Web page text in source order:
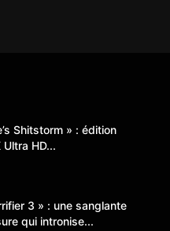
Shitstorm » : édition
HD...
3 » : une sanglante
qui intronise...